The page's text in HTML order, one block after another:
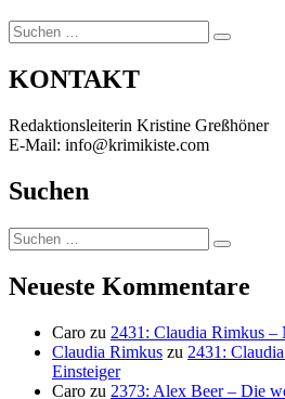
Suchen
nach:
Suchen
KONTAKT
Redaktionsleiterin Kristine Greßhöner
E-Mail: info@krimikiste.com
Suchen
Suchen
nach:
Suchen
Neueste Kommentare
Caro zu 2431: Claudia Rimkus –
Claudia Rimkus zu 2431:
Einsteiger
Caro zu 2373: Alex Beer – Die